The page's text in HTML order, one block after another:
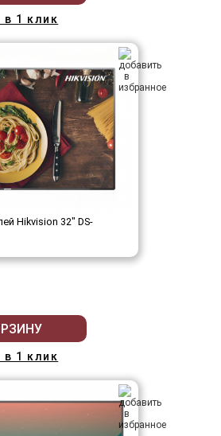
в 1 клик
Hikvision 32" DS-
в 1 клик